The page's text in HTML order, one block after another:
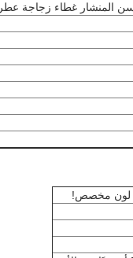
المنشار غطاء زجاجة عطر